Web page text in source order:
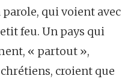
parole, qui voient avec
feu. Un pays qui
« partout »,
croient que